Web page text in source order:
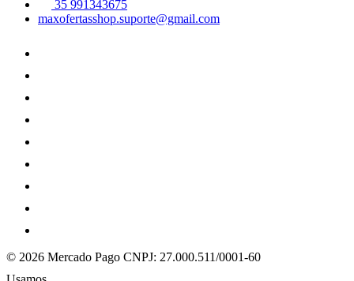
35 991343675
maxofertasshop.suporte@gmail.com
© 2026 Mercado Pago CNPJ: 27.000.511/0001-60